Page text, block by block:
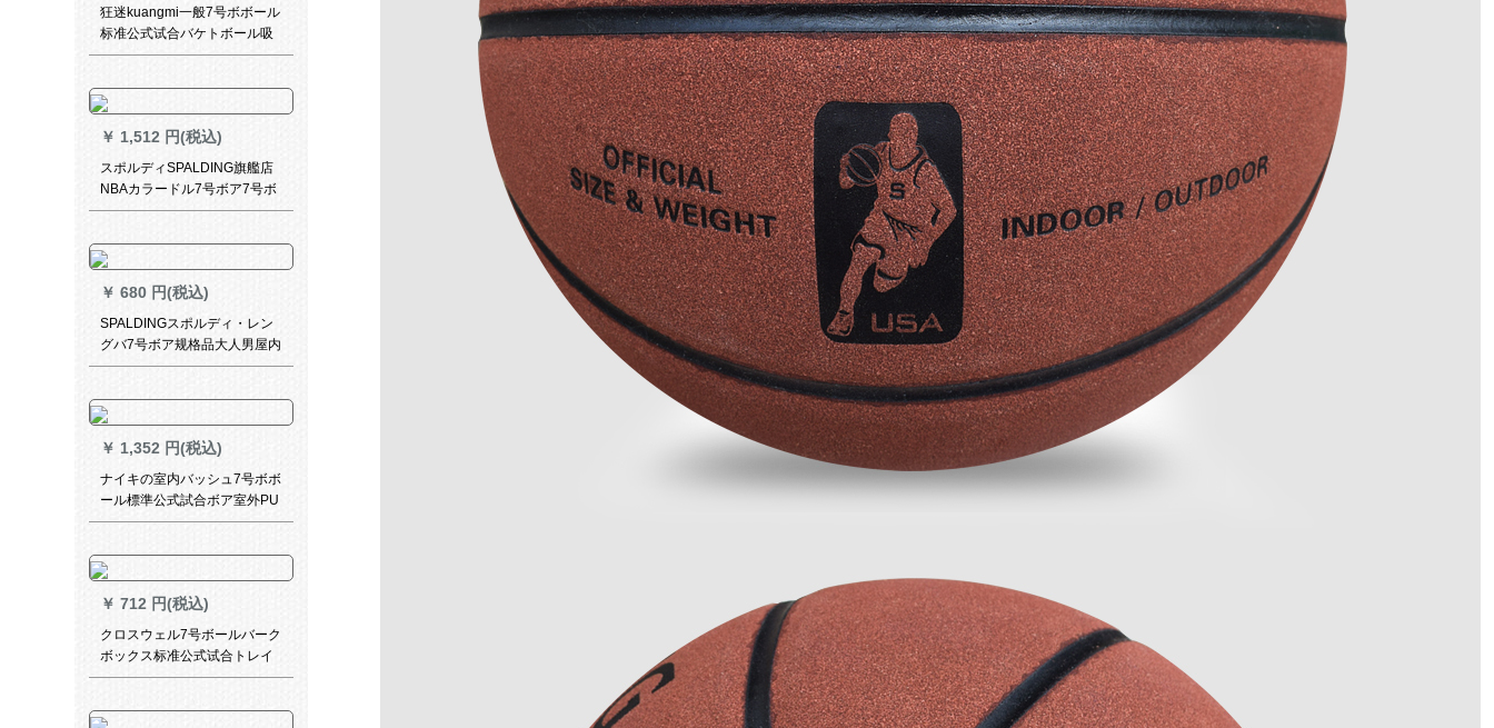
狂迷kuangmi一般7号ボボール
标准公式试合バケトボール吸
湿PU滑り止め耐久性抜群グル
￥ 1,512 円(税込)
スポルディSPALDING旗艦店
NBAカラードル7号ボア7号ボ
ア内外耐久性抜群PUボム74-
￥ 680 円(税込)
SPALDINGスポルディ・レン
グバ7号ボア规格品大人男屋内
外トライボア滑り止め耐久性
￥ 1,352 円(税込)
ナイキの室内バッシュ7号ボボ
ール標準公式試合ボア室外PU
ボボールBB 06-466
￥ 712 円(税込)
クロスウェル7号ボールバーク
ボックス标准公式试合トレイ
ンナインボール耐久性抜群ブ
ボール女子ボールボールボー